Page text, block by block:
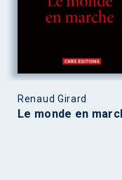
Renaud Girard
Le monde en